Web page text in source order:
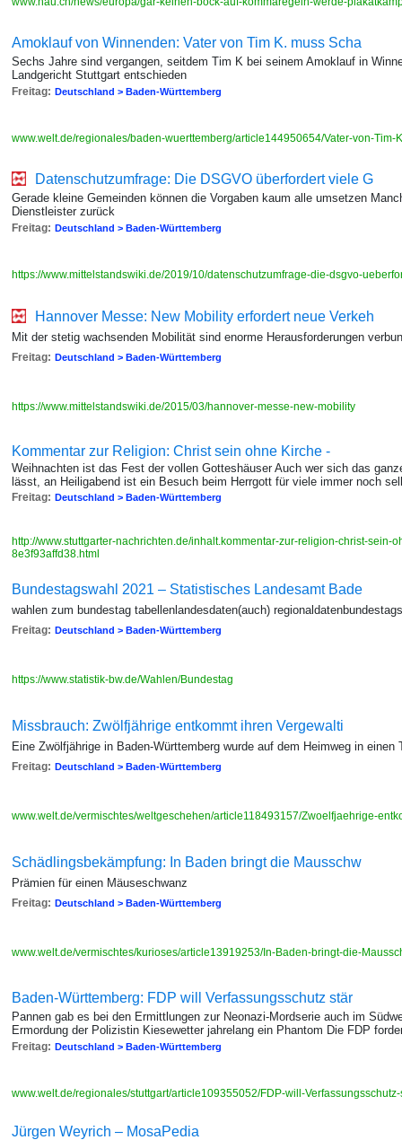
Amoklauf von Winnenden: Vater von Tim K. muss Scha
Sechs Jahre sind vergangen, seitdem Tim K bei seinem Amoklauf in
Landgericht Stuttgart entschieden
Freitag: Deutschland > Baden-Württemberg
www.welt.de/regionales/baden-wuerttemberg/article144950654/Vater-von-
Datenschutzumfrage: Die DSGVO über­fordert viele G
Gerade kleine Ge­meinden können die Vor­gaben kaum alle um­setzen
Dienst­leister zurück
Freitag: Deutschland > Baden-Württemberg
https://www.mittelstandswiki.de/2019/10/datenschutzumfrage-die-dsgvo-
Hannover Messe: New Mobility erfordert neue Verkeh
Mit der stetig wachsenden Mobilität sind enorme Herausforderungen
Freitag: Deutschland > Baden-Württemberg
https://www.mittelstandswiki.de/2015/03/hannover-messe-new-mobility
Kommentar zur Religion: Christ sein ohne Kirche -
Weihnachten ist das Fest der vollen Gotteshäuser Auch wer sich das
lässt, an Heiligabend ist ein Besuch beim Herrgott für viele immer noch
Freitag: Deutschland > Baden-Württemberg
http://www.stuttgarter-nachrichten.de/inhalt.kommentar-zur-religion-christ-sein-
8e3f93affd38.html
Bundestagswahl 2021 – Statistisches Landesamt Bade
wahlen zum bundestag tabellenlandesdaten(auch)
Freitag: Deutschland > Baden-Württemberg
https://www.statistik-bw.de/Wahlen/Bundestag
Missbrauch: Zwölfjährige entkommt ihren Vergewalti
Eine Zwölfjährige in Baden-Württemberg wurde auf dem Heimweg in einen
Freitag: Deutschland > Baden-Württemberg
www.welt.de/vermischtes/weltgeschehen/article118493157/Zwoelfjaehrige-
Schädlingsbekämpfung: In Baden bringt die Mausschw
Prämien für einen Mäuseschwanz
Freitag: Deutschland > Baden-Württemberg
www.welt.de/vermischtes/kurioses/article13919253/In-Baden-bringt-die-
Baden-Württemberg: FDP will Verfassungsschutz stär
Pannen gab es bei den Ermittlungen zur Neonazi-Mordserie auch im
Ermordung der Polizistin Kiesewetter jahrelang ein Phantom Die FDP
Freitag: Deutschland > Baden-Württemberg
www.welt.de/regionales/stuttgart/article109355052/FDP-will-
Jürgen Weyrich – MosaPedia